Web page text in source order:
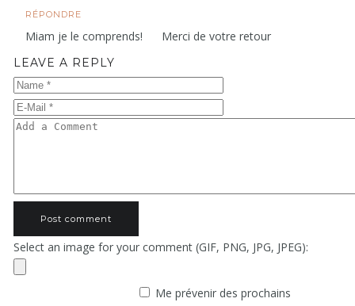
RÉPONDRE
Miam je le comprends! Merci de votre retour
LEAVE A REPLY
Select an image for your comment (GIF, PNG, JPG, JPEG):
Me prévenir des prochains